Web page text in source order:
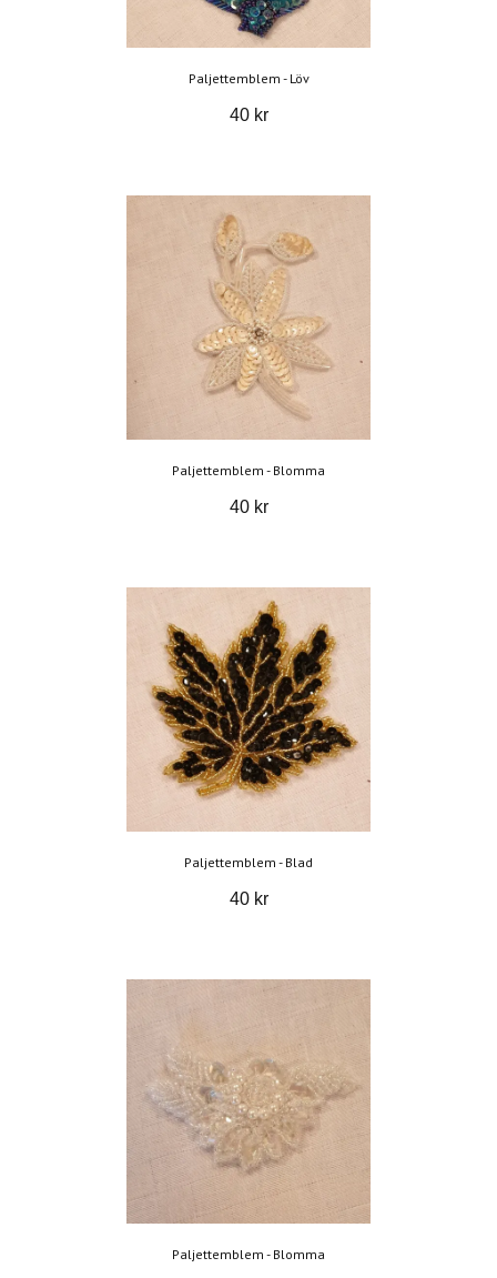
Paljettemblem - Löv
40 kr
Paljettemblem - Blomma
40 kr
Paljettemblem - Blad
40 kr
Paljettemblem - Blomma